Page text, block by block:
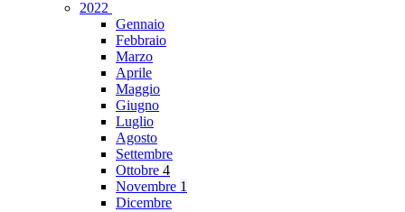
2022
Gennaio
Febbraio
Marzo
Aprile
Maggio
Giugno
Luglio
Agosto
Settembre
Ottobre 4
Novembre 1
Dicembre